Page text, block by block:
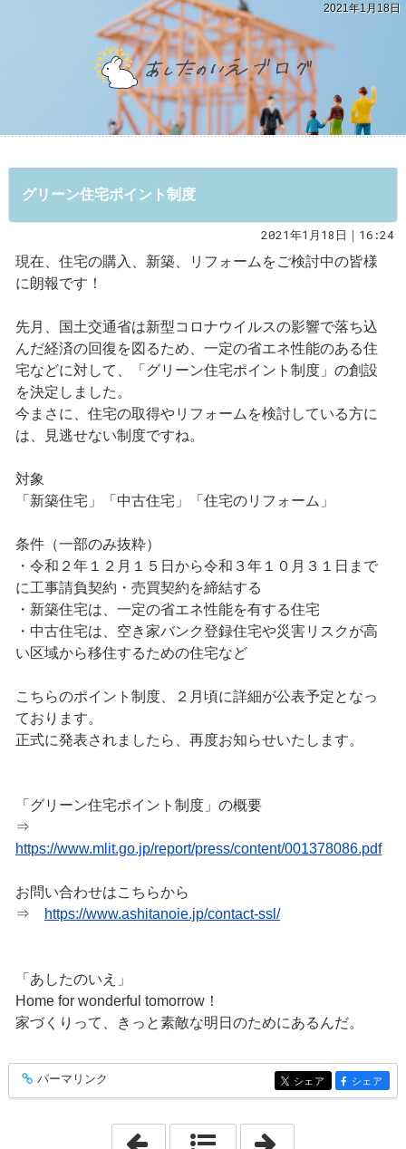
2021年1月18日
グリーン住宅ポイント制度
2021年1月18日｜16:24
現在、住宅の購入、新築、リフォームをご検討中の皆様
に朗報です！
先月、国土交通省は新型コロナウイルスの影響で落ち込
んだ経済の回復を図るため、一定の省エネ性能のある住
宅などに対して、「グリーン住宅ポイント制度」の創設
を決定しました。
今まさに、住宅の取得やリフォームを検討している方に
は、見逃せない制度ですね。
対象
「新築住宅」「中古住宅」「住宅のリフォーム」
条件（一部のみ抜粋）
・令和２年１２月１５日から令和３年１０月３１日まで
に工事請負契約・売買契約を締結する
・新築住宅は、一定の省エネ性能を有する住宅
・中古住宅は、空き家バンク登録住宅や災害リスクが高
い区域から移住するための住宅など
こちらのポイント制度、２月頃に詳細が公表予定となっ
ております。
正式に発表されましたら、再度お知らせいたします。
「グリーン住宅ポイント制度」の概要
⇒
https://www.mlit.go.jp/report/press/content/001378086.pdf
お問い合わせはこちらから
⇒
https://www.ashitanoie.jp/contact-ssl/
「あしたのいえ」
Home for wonderful tomorrow！
家づくりって、きっと素敵な明日のためにあるんだ。
entry426
パーマリンク entry426
シェア entry426
シェア
「2021年1月15日」